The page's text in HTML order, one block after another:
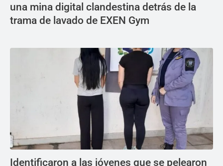
una mina digital clandestina detrás de la
trama de lavado de EXEN Gym
Identificaron a las jóvenes que se pelearon